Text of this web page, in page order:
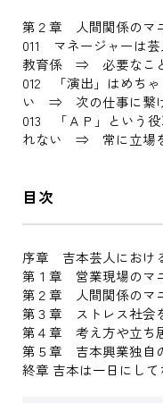
第２章 人間関係のマ
011 マネージャーは
教育係 ⇒ 必要なこと
012 「演出」はめち
い ⇒ 次の仕事に繋
013 「ＡＰ」という
れない ⇒ 常に立場を
目次
序章 吉本芸人におけ
第１章 営業現場のマ
第２章 人間関係のマ
第３章 ストレス社会
第４章 考え方や立ち
第５章 吉本興業独自
終章 吉本は一日にして